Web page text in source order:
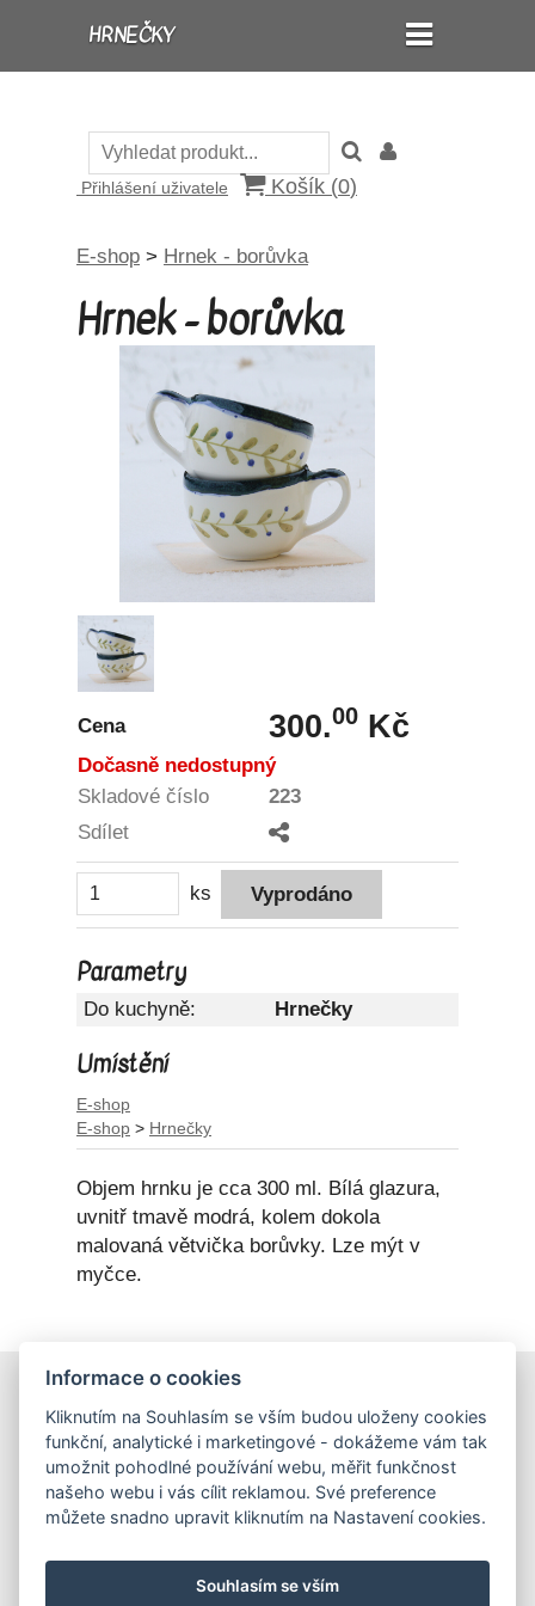
HRNEČKY
Přihlášení uživatele Košík (0)
E-shop > Hrnek - borůvka
Hrnek - borůvka
Cena 300.00 Kč
Dočasně nedostupný
Skladové číslo
223
Sdílet
ks
Parametry
Do kuchyně: Hrnečky
Umístění
E-shop
E-shop > Hrnečky
Objem hrnku je cca 300 ml. Bílá glazura,
uvnitř tmavě modrá, kolem dokola
malovaná větvička borůvky. Lze mýt v
myčce.
Obchodní podmínky
Podmínky ochrany osobních údajů
Hrnečky
Ateliér Hrnečky
Informace o cookies
Kliknutím na Souhlasím se vším budou uloženy cookies
funkční, analytické i marketingové - dokážeme vám tak
umožnit pohodlné používání webu, měřit funkčnost
našeho webu i vás cílit reklamou. Své preference
můžete snadno upravit kliknutím na Nastavení cookies.
Souhlasím se vším